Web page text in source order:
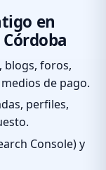
en
blogs, foros,
de pago.
perfiles,
Console) y